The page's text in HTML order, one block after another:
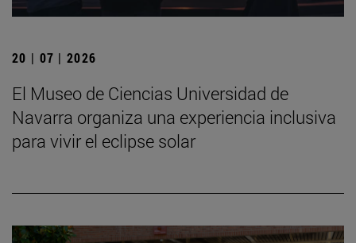
20 | 07 | 2026
El Museo de Ciencias Universidad de
Navarra organiza una experiencia inclusiva
para vivir el eclipse solar